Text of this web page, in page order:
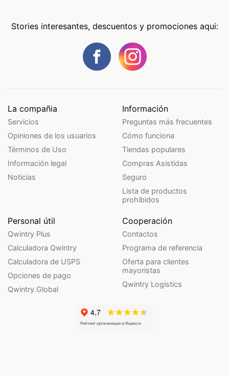
Stories interesantes, descuentos y promociones aqui:
La compañia
Servicios
Opiniones de los usuarios
Términos de Uso
Información legal
Noticias
Información
Preguntas más frecuentes
Cómo funciona
Tiendas populares
Compras Asistidas
Seguro
Lista de productos
prohibidos
Personal útil
Qwintry Plus
Calculadora Qwintry
Calculadora de USPS
Opciones de pago
Qwintry.Global
Cooperación
Contactos
Programa de referencia
Oferta para clientes
mayoristas
Qwintry Logistics